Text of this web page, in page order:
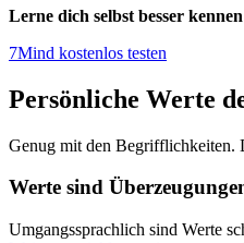
Lerne dich selbst besser
7Mind kostenlos testen
Persönliche Werte
Genug mit den Begrifflichkeiten.
Werte sind
Umgangssprachlich sind Werte